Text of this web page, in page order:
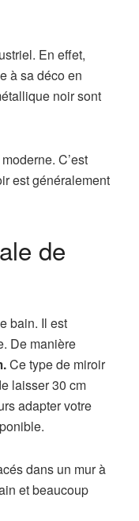
En effet,
à sa déco en
noir sont
C’est
est généralement
de
bain. Il est
De manière
Ce type de miroir
laisser 30 cm
adapter votre
dans un mur à
et beaucoup